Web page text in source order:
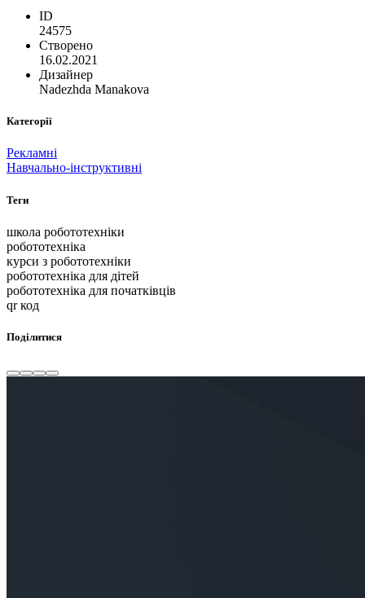
ID
24575
Створено
16.02.2021
Дизайнер
Nadezhda Manakova
Категорії
Рекламні
Навчально-інструктивні
Теги
школа робототехніки
робототехніка
курси з робототехніки
робототехніка для дітей
робототехніка для початківців
qr код
Поділитися